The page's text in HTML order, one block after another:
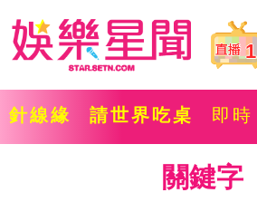
1
針線緣 請世界吃桌 即時
關鍵字